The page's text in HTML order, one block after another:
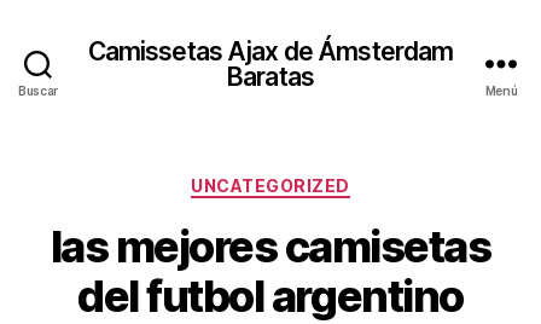
Buscar
Camissetas Ajax de Ámsterdam
Baratas
Menú
Categorías
UNCATEGORIZED
las mejores camisetas
del futbol argentino